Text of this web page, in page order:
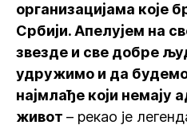
организацијама које
Србији. Апелујем на
звезде и све добре
удружимо и да
најмлађе који немају
живот – рекао је